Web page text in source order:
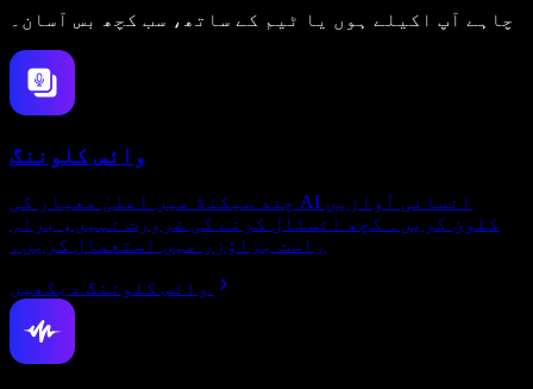
چاہے آپ اکیلے ہوں یا ٹیم کے ساتھ، سب کچھ بس آسان۔
وائس کلوننگ
چند سیکنڈ میں اعلیٰ معیار کی AI انسانی آوازیں
کلون کریں۔ کچھ انسٹال کرنے کی ضرورت نہیں، براہِ
راست براؤزر میں استعمال کریں۔
وائس کلوننگ دیکھیں